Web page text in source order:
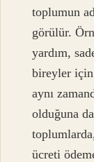
toplumun
görülür.
yardım,
bireyler için
aynı
olduğuna
ücreti